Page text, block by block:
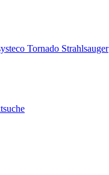
Tornado Strahlsauger